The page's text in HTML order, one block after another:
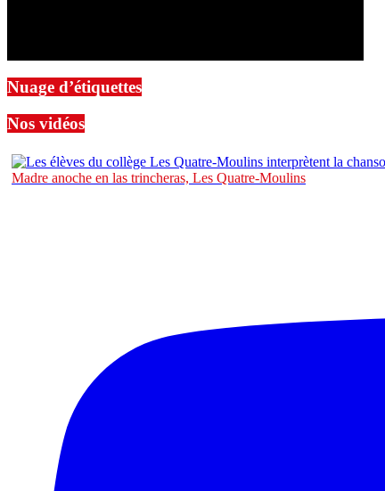
Nuage d’étiquettes
Nos vidéos
Madre anoche en las trincheras, Les Quatre-Moulins